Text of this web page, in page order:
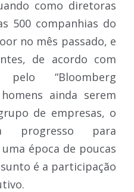
como diretoras
500 companhias do
no mês passado, e
de acordo com
“Bloomberg
ainda serem
de empresas, o
progresso para
época de poucas
é a participação